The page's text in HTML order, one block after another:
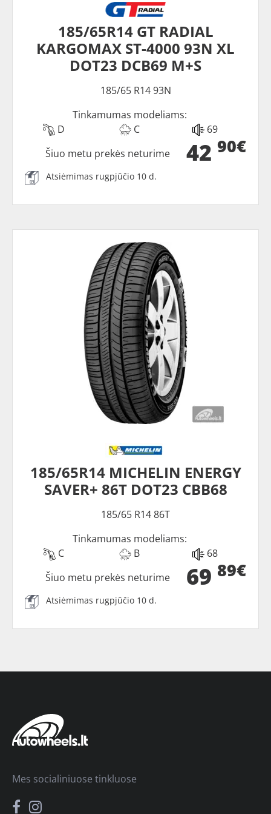
185/65R14 GT RADIAL
KARGOMAX ST-4000 93N XL
DOT23 DCB69 M+S
185/65 R14 93N
Tinkamumas modeliams:
D
C 69
42 90€
Šiuo metu prekės neturime
Atsiėmimas rugpjūčio 10 d.
185/65R14 MICHELIN ENERGY
SAVER+ 86T DOT23 CBB68
185/65 R14 86T
Tinkamumas modeliams:
C
B 68
69 89€
Šiuo metu prekės neturime
Atsiėmimas rugpjūčio 10 d.
Mes socialiniuose tinkluose